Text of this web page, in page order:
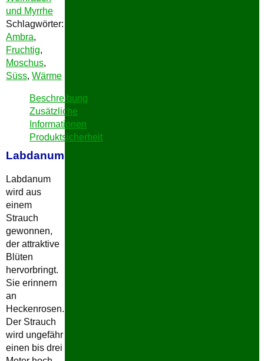
und Myrrhe
Schlagwörter:
Ambra,
Fruchtig,
Moschus,
Süss,Wärme
Beschreibung
Zusätzliche
Informationen
Produktsicherheit
Labdanum
Labdanum
wird aus
einem
Strauch
gewonnen,
der attraktive
Blüten
hervorbringt.
Sie erinnern
an
Heckenrosen.
Der Strauch
wird ungefähr
einen bis drei